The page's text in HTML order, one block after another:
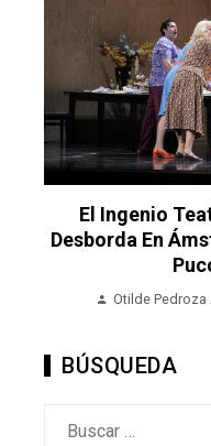
El Ingenio
Desborda En
Otilde
BÚSQUEDA